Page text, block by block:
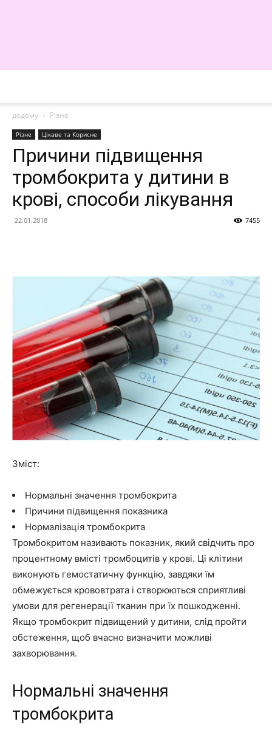
додому
Різне
Різне Цікаве та Корисне
Причини підвищення
тромбокрита у дитини в
крові, способи лікування
22.01.2018 7455
Зміст:
Нормальні значення тромбокрита
Причини підвищення показника
Нормалізація тромбокрита
Тромбокритом називають показник, який свідчить про
процентному вмісті тромбоцитів у крові. Ці клітини
виконують гемостатичну функцію, завдяки їм
обмежується крововтрата і створюються сприятливі
умови для регенерації тканин при їх пошкодженні.
Якщо тромбокрит підвищений у дитини, слід пройти
обстеження, щоб вчасно визначити можливі
захворювання.
Нормальні значення
тромбокрита